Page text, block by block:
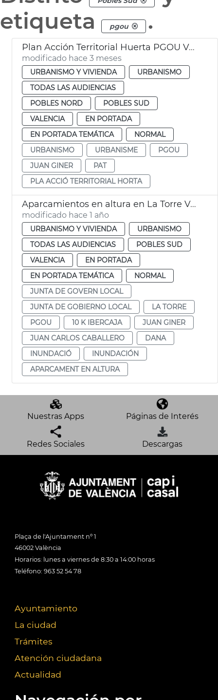
etiqueta
pgou .
Plan Acción Territorial Huerta PGOU València
modificado hace 3 meses
URBANISMO Y VIVIENDA
URBANISMO
TODAS LAS AUDIENCIAS
POBLES NORD
POBLES SUD
VALENCIA
EN PORTADA
EN PORTADA TEMÁTICA
NORMAL
URBANISMO
URBANISME
PGOU
JUAN GINER
PAT
PLA ACCIÓ TERRITORIAL HORTA
Aparcamientos en altura en La Torre València
modificado hace 1 año
URBANISMO Y VIVIENDA
URBANISMO
TODAS LAS AUDIENCIAS
POBLES SUD
VALENCIA
EN PORTADA
EN PORTADA TEMÁTICA
NORMAL
JUNTA DE GOVERN LOCAL
JUNTA DE GOBIERNO LOCAL
LA TORRE
PGOU
10 K IBERCAJA
JUAN GINER
JUAN CARLOS CABALLERO
DANA
INUNDACIÓ
INUNDACIÓN
APARCAMENT EN ALTURA
Nuestras Apps Páginas de Interés
Redes Sociales Descargas
Plaça de l'Ajuntament nº 1
46002 València
Horarios: lunes a viernes de 8:30 a 14:00 horas
Teléfono: 963 52 54 78
Ayuntamiento
La ciudad
Trámites
Atención ciudadana
Actualidad